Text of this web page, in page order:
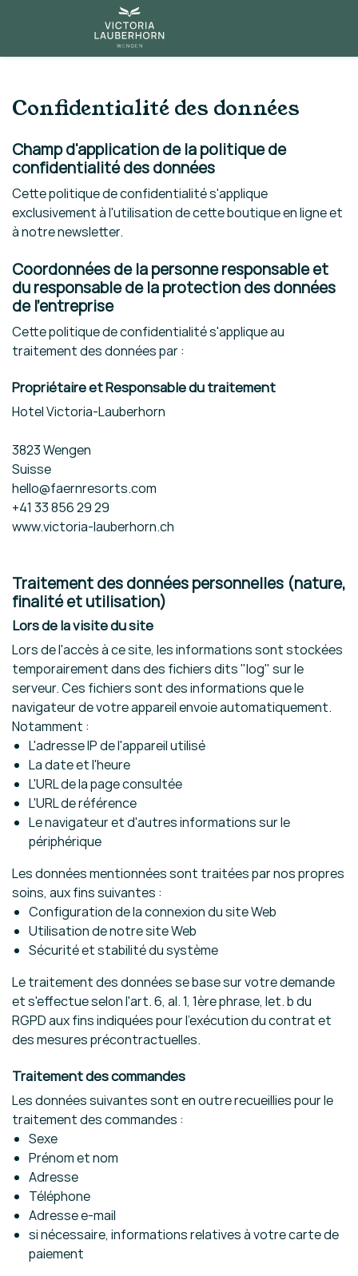
Confidentialité des données
Champ d'application de la politique de
confidentialité des données
Cette politique de confidentialité s'applique
exclusivement à l'utilisation de cette boutique en ligne et
à notre newsletter.
Coordonnées de la personne responsable et
du responsable de la protection des données
de l'entreprise
Cette politique de confidentialité s'applique au
traitement des données par :
Propriétaire et Responsable du traitement
Hotel Victoria-Lauberhorn
3823 Wengen
Suisse
hello@faernresorts.com
+41 33 856 29 29
www.victoria-lauberhorn.ch
Traitement des données personnelles (nature,
finalité et utilisation)
Lors de la visite du site
Lors de l'accès à ce site, les informations sont stockées
temporairement dans des fichiers dits "log" sur le
serveur. Ces fichiers sont des informations que le
navigateur de votre appareil envoie automatiquement.
Notamment :
L'adresse IP de l'appareil utilisé
La date et l'heure
L'URL de la page consultée
L'URL de référence
Le navigateur et d'autres informations sur le
périphérique
Les données mentionnées sont traitées par nos propres
soins, aux fins suivantes :
Configuration de la connexion du site Web
Utilisation de notre site Web
Sécurité et stabilité du système
Le traitement des données se base sur votre demande
et s'effectue selon l'art. 6, al. 1, 1ère phrase, let. b du
RGPD aux fins indiquées pour l'exécution du contrat et
des mesures précontractuelles.
Traitement des commandes
Les données suivantes sont en outre recueillies pour le
traitement des commandes :
Sexe
Prénom et nom
Adresse
Téléphone
Adresse e-mail
si nécessaire, informations relatives à votre carte de
paiement